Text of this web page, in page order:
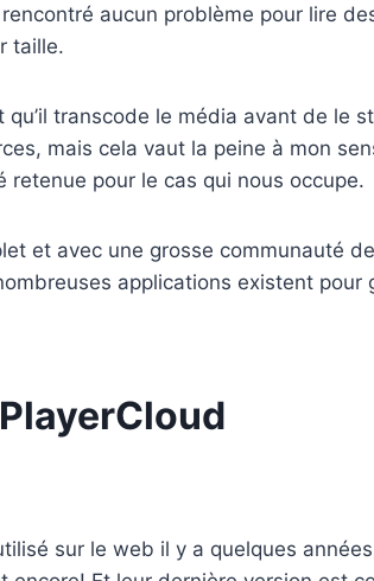
aucun problème pour lire
taille.
qu’il transcode le média avant de le
mais cela vaut la peine à mon
pour le cas qui nous occupe.
et avec une grosse communauté
applications existent pour
sur le web il y a quelques